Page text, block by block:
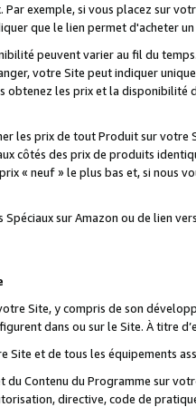
exemple, si vous placez sur
que le lien permet d'acheter
peuvent varier au fil du
votre Site peut indiquer
les prix et la disponibilité
les prix de tout Produit sur
côtés des prix de produits
« neuf » le plus bas et, si nous
Spéciaux sur Amazon ou de lien
Site, y compris de son
dans ou sur le Site. À titre
Site et de tous les équipements
du Contenu du Programme sur
directive, code de